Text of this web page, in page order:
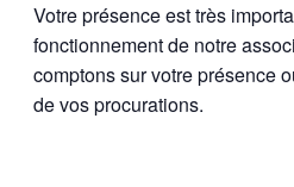
Votre présence est très
fonctionnement de notre
comptons sur votre présence
de vos procurations.